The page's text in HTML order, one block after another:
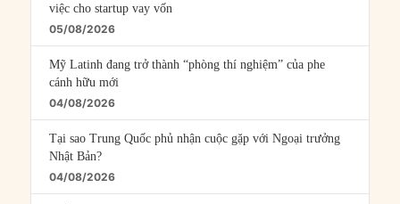
việc cho startup vay vốn
05/08/2026
Mỹ Latinh đang trở thành “phòng thí nghiệm” của phe
cánh hữu mới
04/08/2026
Tại sao Trung Quốc phủ nhận cuộc gặp với Ngoại trưởng
Nhật Bản?
04/08/2026